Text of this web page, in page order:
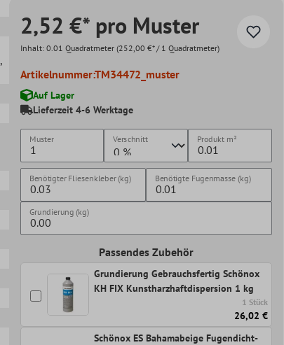
,
2,52 €* pro Muster
Inhalt: 0.01 Quadratmeter (252,00 €* / 1 Quadratmeter)
Artikelnummer:TM34472_muster
Auf Lager
Lieferzeit 4-6 Werktage
Muster Verschnitt Produkt m²
Benötigter Fliesenkleber (kg) Benötigte Fugenmasse (kg)
Grundierung (kg)
Passendes Zubehör
Grundierung Gebrauchsfertig Schönox
KH FIX Kunstharzhaftdispersion 1 kg
1 Stück
26,02 €
Schönox ES Bahamabeige Fugendicht-